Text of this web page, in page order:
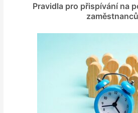
Pravidla pro přispívání na
zaměstnanců